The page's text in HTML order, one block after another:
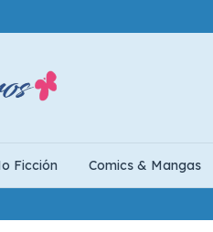
Ficción Comics & Mangas